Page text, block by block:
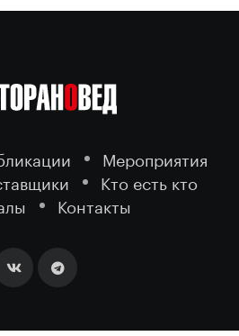
Мероприятия
Кто есть кто
Контакты